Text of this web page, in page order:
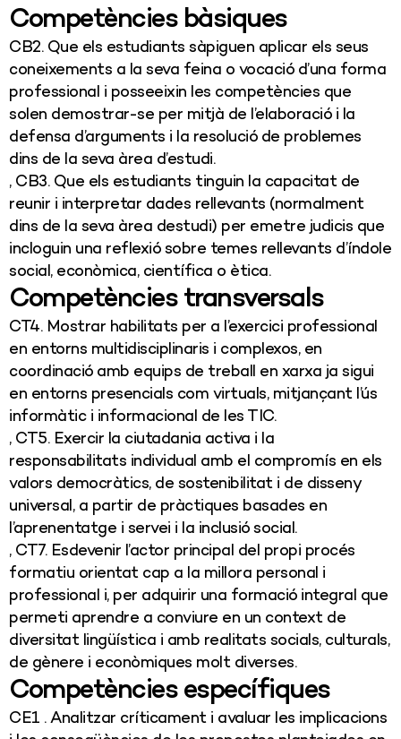
Competències bàsiques
CB2. Que els estudiants sàpiguen aplicar els seus
coneixements a la seva feina o vocació d’una forma
professional i posseeixin les competències que
solen demostrar-se per mitjà de l’elaboració i la
defensa d’arguments i la resolució de problemes
dins de la seva àrea d’estudi.
, CB3. Que els estudiants tinguin la capacitat de
reunir i interpretar dades rellevants (normalment
dins de la seva àrea destudi) per emetre judicis que
incloguin una reflexió sobre temes rellevants d’índole
social, econòmica, científica o ètica.
Competències transversals
CT4. Mostrar habilitats per a l’exercici professional
en entorns multidisciplinaris i complexos, en
coordinació amb equips de treball en xarxa ja sigui
en entorns presencials com virtuals, mitjançant l’ús
informàtic i informacional de les TIC.
, CT5. Exercir la ciutadania activa i la
responsabilitats individual amb el compromís en els
valors democràtics, de sostenibilitat i de disseny
universal, a partir de pràctiques basades en
l’aprenentatge i servei i la inclusió social.
, CT7. Esdevenir l’actor principal del propi procés
formatiu orientat cap a la millora personal i
professional i, per adquirir una formació integral que
permeti aprendre a conviure en un context de
diversitat lingüística i amb realitats socials, culturals,
de gènere i econòmiques molt diverses.
Competències específiques
CE1 . Analitzar críticament i avaluar les implicacions